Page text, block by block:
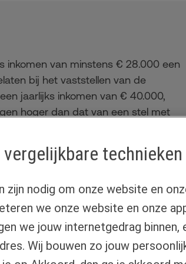
inkomen van minstens € 28.000 een
bij het vaststellen van de
jaarlijks inkomen van € 40.000,
hoger dan dat van een stel met
niet dat ze daadwerkelijk € 16.000
door nieuwe regelgeving vaak kleiner
Actuele
technieken
zijn nodig om onze website en
we onze website en onze
we jouw internetgedrag
Wij bouwen zo jouw